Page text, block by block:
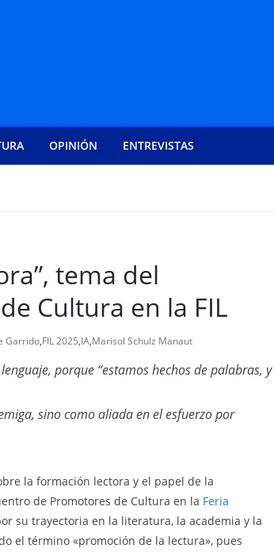
OPINIÓN ENTREVISTAS
tema del
Cultura en la FIL
Garrido,FIL 2025,IA,Marisol Schulz Manaut
porque “estamos hechos de palabras, y
sino como aliada en el esfuerzo por
la formación lectora y el papel de la
de Promotores de Cultura en la Feria
su trayectoria en la literatura, la academia y la
el término «promoción de la lectura», pues